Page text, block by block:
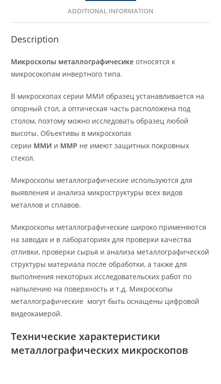
ADDITIONAL INFORMATION
Description
Микроскопы металлографичесике относятся к
микросокопам инвертного типа.
В микроскопах серии ММИ образец устанавливается на
опорный стол, а оптическая часть расположена под
столом, поэтому можно исследовать образец любой
высоты. Объективы в микроскопах
серии ММИ и ММР не имеют защитных покровных
стекол.
Микроскопы металлографические используются для
выявления и анализа микроструктуры всех видов
металлов и сплавов.
Микроскопы металлографические широко применяются
на заводах и в лабораториях для проверки качества
отливки, проверки сырья и анализа металлографической
структуры материала после обработки, а также для
выполнения некоторых исследовательских работ по
напылению на поверхность и т.д. Микроскопы
металлографические могут быть оснащены цифровой
видеокамерой.
Технические характеристики
металлографических микроскопов